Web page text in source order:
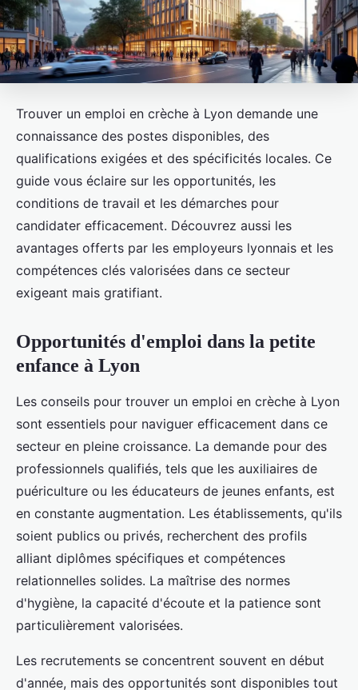
Trouver un emploi en crèche à Lyon demande une
connaissance des postes disponibles, des
qualifications exigées et des spécificités locales. Ce
guide vous éclaire sur les opportunités, les
conditions de travail et les démarches pour
candidater efficacement. Découvrez aussi les
avantages offerts par les employeurs lyonnais et les
compétences clés valorisées dans ce secteur
exigeant mais gratifiant.
Opportunités d'emploi dans la petite
enfance à Lyon
Les conseils pour trouver un emploi en crèche à Lyon
sont essentiels pour naviguer efficacement dans ce
secteur en pleine croissance. La demande pour des
professionnels qualifiés, tels que les auxiliaires de
puériculture ou les éducateurs de jeunes enfants, est
en constante augmentation. Les établissements, qu'ils
soient publics ou privés, recherchent des profils
alliant diplômes spécifiques et compétences
relationnelles solides. La maîtrise des normes
d'hygiène, la capacité d'écoute et la patience sont
particulièrement valorisées.
Les recrutements se concentrent souvent en début
d'année, mais des opportunités sont disponibles tout